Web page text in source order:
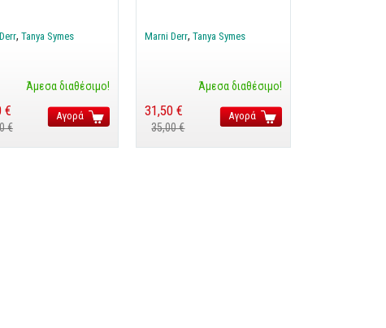
Tanya Symes
Άμεσα διαθέσιμο!
€
€
Αγορά
Marni Derr Tanya Symes
Άμεσα διαθέσιμο!
31,50 €
35,00 €
Αγορά